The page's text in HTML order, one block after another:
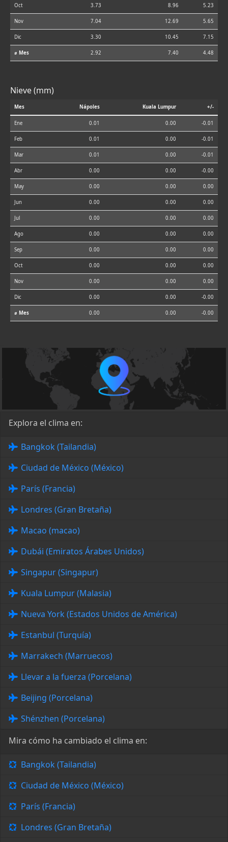
Oct 3.73 8.96 5.23
Nov 7.04 12.69 5.65
Dic 3.30 10.45 7.15
⌀ Mes 2.92 7.40 4.48
Nieve (mm)
Mes Nápoles Kuala Lumpur +/-
Ene 0.01 0.00 -0.01
Feb 0.01 0.00 -0.01
Mar 0.01 0.00 -0.01
Abr 0.00 0.00 -0.00
May 0.00 0.00 0.00
Jun 0.00 0.00 0.00
Jul 0.00 0.00 0.00
Ago 0.00 0.00 0.00
Sep 0.00 0.00 0.00
Oct 0.00 0.00 0.00
Nov 0.00 0.00 0.00
Dic 0.00 0.00 -0.00
⌀ Mes 0.00 0.00 -0.00
Explora el clima en:
Bangkok (Tailandia)
Ciudad de México (México)
París (Francia)
Londres (Gran Bretaña)
Macao (macao)
Dubái (Emiratos Árabes Unidos)
Singapur (Singapur)
Kuala Lumpur (Malasia)
Nueva York (Estados Unidos de América)
Estanbul (Turquía)
Marrakech (Marruecos)
Llevar a la fuerza (Porcelana)
Beijing (Porcelana)
Shénzhen (Porcelana)
Mira cómo ha cambiado el clima en:
Bangkok (Tailandia)
Ciudad de México (México)
París (Francia)
Londres (Gran Bretaña)